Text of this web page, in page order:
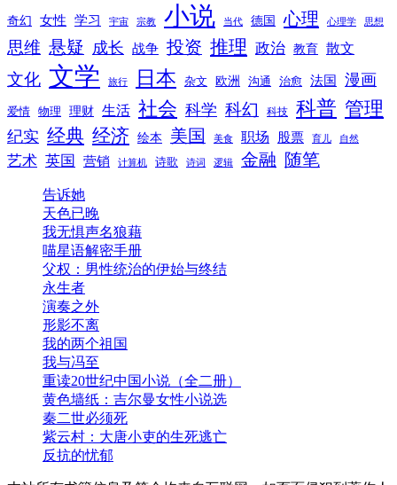
奇幻 女性 学习 宇宙 宗教 小说 当代 德国 心理 心理学 思想
思维 悬疑 成长 战争 投资 推理 政治 教育 散文
文化 文学 旅行 日本 杂文 欧洲 沟通 治愈 法国 漫画
爱情 物理 理财 生活 社会 科学 科幻 科技 科普 管理
纪实 经典 经济 绘本 美国 美食 职场 股票 育儿 自然
艺术 英国 营销 计算机 诗歌 诗词 逻辑 金融 随笔
告诉她
天色已晚
我无惧声名狼藉
喵星语解密手册
父权：男性统治的伊始与终结
永生者
演奏之外
形影不离
我的两个祖国
我与冯至
重读20世纪中国小说（全二册）
黄色墙纸：吉尔曼女性小说选
秦二世必须死
紫云村：大唐小吏的生死逃亡
反抗的忧郁